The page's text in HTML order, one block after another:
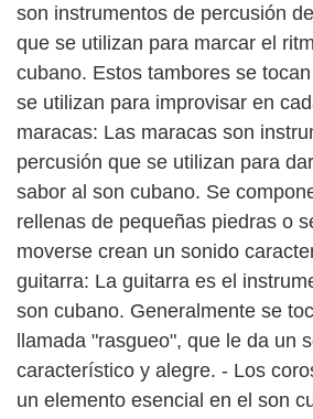
son instrumentos de percusión
que se utilizan para marcar el
cubano. Estos tambores se
se utilizan para improvisar en
maracas: Las maracas son
percusión que se utilizan para
sabor al son cubano. Se
rellenas de pequeñas piedras o
moverse crean un sonido
guitarra: La guitarra es el
son cubano. Generalmente se
llamada "rasgueo", que le da un
característico y alegre. - Los
un elemento esencial en el son